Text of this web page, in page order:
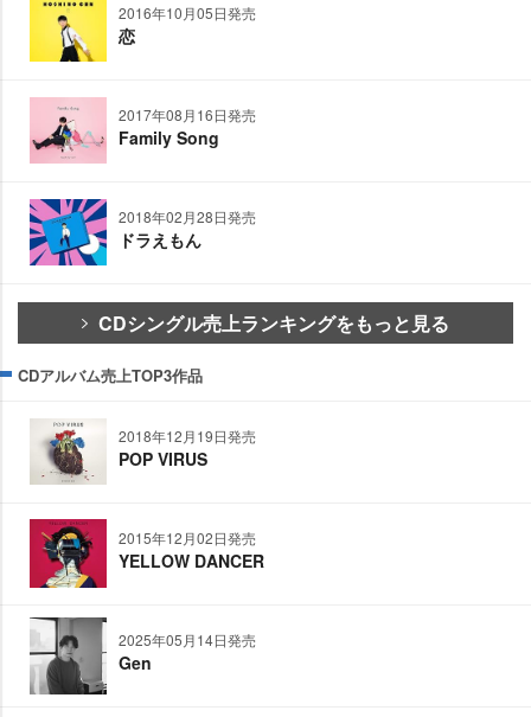
2016年10月05日発売
恋
2017年08月16日発売
Family Song
2018年02月28日発売
ドラえもん
CDシングル売上ランキングをもっと見る
CDアルバム売上TOP3作品
2018年12月19日発売
POP VIRUS
2015年12月02日発売
YELLOW DANCER
2025年05月14日発売
Gen